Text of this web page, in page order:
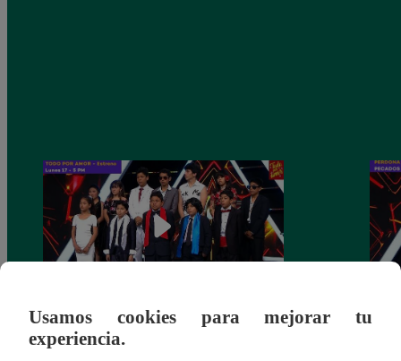
Ricardo Morán dio el pase a los conciertos
a los últimos cuatro clasificados
Usamos cookies para mejorar tu
experiencia.